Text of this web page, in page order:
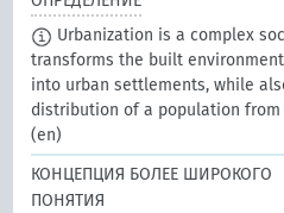
Urbanization is a complex
transforms the built
into urban settlements, while
distribution of a population
(en)
КОНЦЕПЦИЯ БОЛЕЕ ШИРОКОГО
ПОНЯТИЯ